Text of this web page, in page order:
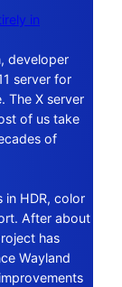
in
developer
server for
The X server
of us take
of
in HDR, color
After about
has
Wayland